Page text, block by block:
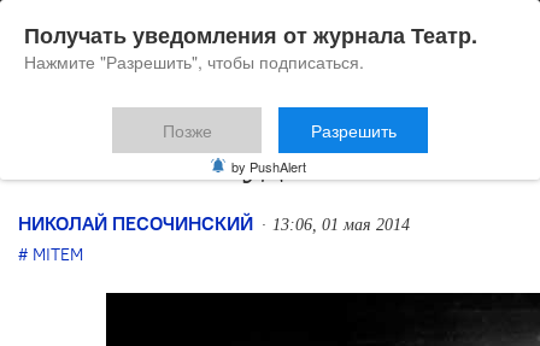
«Алиса» в Будапеште
НИКОЛАЙ ПЕСОЧИНСКИЙ 13:06, 01 мая 2014
MITEM
Получать уведомления от журнала Театр.
Нажмите "Разрешить", чтобы подписаться.
Позже Разрешить
by PushAlert